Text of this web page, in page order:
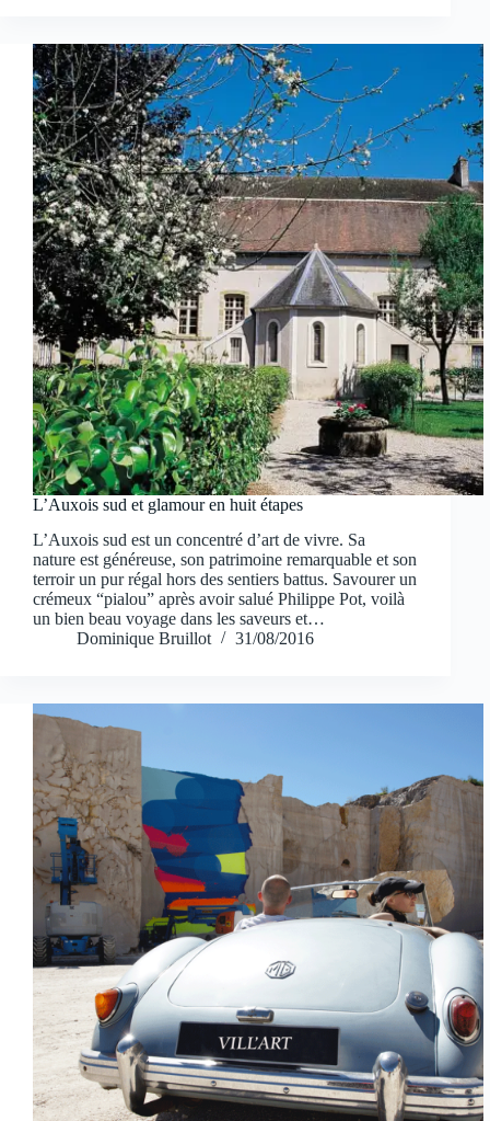
L’Auxois sud et glamour en huit étapes
L’Auxois sud est un concentré d’art de vivre. Sa
nature est généreuse, son patrimoine remarquable et son
terroir un pur régal hors des sentiers battus. Savourer un
crémeux “pialou” après avoir salué Philippe Pot, voilà
un bien beau voyage dans les saveurs et…
Dominique Bruillot
31/08/2016